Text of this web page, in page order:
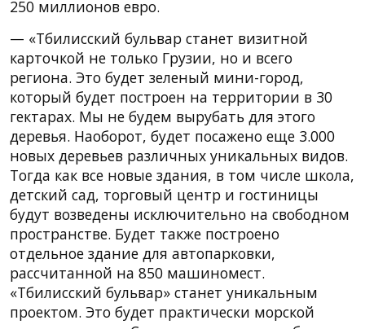
250 миллионов евро.
— «Тбилисский бульвар станет визитной
карточкой не только Грузии, но и всего
региона. Это будет зеленый мини-город,
который будет построен на территории в 30
гектарах. Мы не будем вырубать для этого
деревья. Наоборот, будет посажено еще 3.000
новых деревьев различных уникальных видов.
Тогда как все новые здания, в том числе школа,
детский сад, торговый центр и гостиницы
будут возведены исключительно на свободном
пространстве. Будет также построено
отдельное здание для автопарковки,
рассчитанной на 850 машиномест.
«Тбилисский бульвар» станет уникальным
проектом. Это будет практически морской